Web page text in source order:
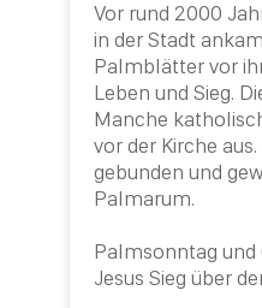
Vor rund 2000
in der Stadt
Palmblätter vor
Leben und Sieg.
Manche
vor der Kirche
gebunden und
Palmarum.
Palmsonntag und
Jesus Sieg über